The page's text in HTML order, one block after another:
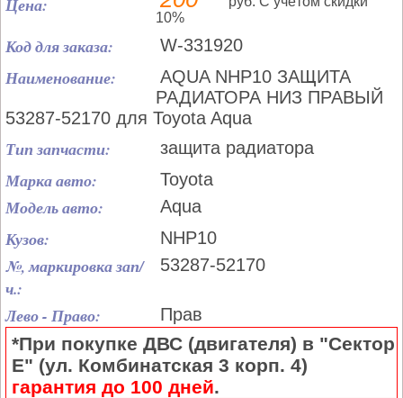
Цена:
10%
Код для заказа: W-331920
Наименование:
AQUA NHP10 ЗАЩИТА
РАДИАТОРА НИЗ ПРАВЫЙ
53287-52170 для Toyota Aqua
Тип запчасти: защита радиатора
Марка авто: Toyota
Модель авто: Aqua
Кузов: NHP10
№, маркировка зап/
ч.:
53287-52170
Лево - Право: Прав
*При покупке ДВС (двигателя) в "Сектор
Е" (ул. Комбинатская 3 корп. 4)
гарантия до 100 дней.